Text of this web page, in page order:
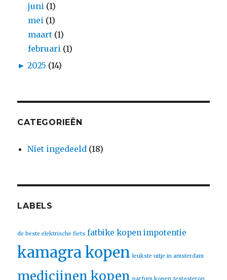
juni (1)
mei (1)
maart (1)
februari (1)
► 2025 (14)
CATEGORIEËN
Niet ingedeeld (18)
LABELS
de beste elektrische fiets fatbike kopen impotentie
kamagra kopen leukste uitje in amsterdam
medicijnen kopen parfum kopen testosteron